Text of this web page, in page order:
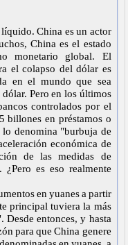
China es un actor
China es el estado
monetario global. El
el colapso del dólar es
en el mundo que sea
Pero en los últimos
controlados por el
billones en préstamos o
lo denomina "burbuja de
económica de
de las medidas de
es eso realmente
en yuanes a partir
principal tuviera la más
entonces, y hasta
para que China genere